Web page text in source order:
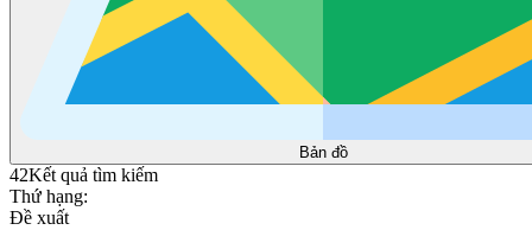
Bản đồ
42Kết quả tìm kiếm
Thứ hạng:
Đề xuất